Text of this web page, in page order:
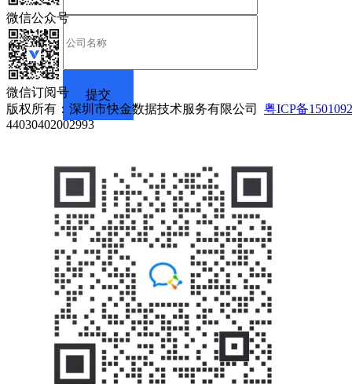
微信公众号
微信订阅号
版权所有：深圳市快金数据技术服务有限公司 粤ICP备
44030402002993